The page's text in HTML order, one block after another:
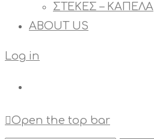
ΣΤΕΚΕΣ – ΚΑΠΕΛΑ
ABOUT US
Log in
Open the top bar